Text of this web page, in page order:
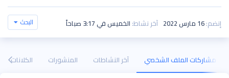
إنضم 16 مارس 2022 آخر نشاط الخميس في 3:17 صباحاً البحث
مشاركات الملف الشخصي آخر النشاطات المنشورات الكلانات